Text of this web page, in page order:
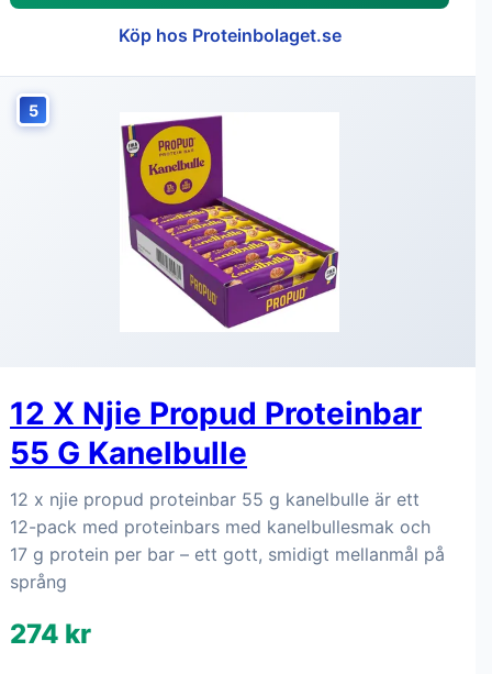
Köp hos Proteinbolaget.se
5
12 X Njie Propud Proteinbar
55 G Kanelbulle
12 x njie propud proteinbar 55 g kanelbulle är ett
12-pack med proteinbars med kanelbullesmak och
17 g protein per bar – ett gott, smidigt mellanmål på
språng
274 kr